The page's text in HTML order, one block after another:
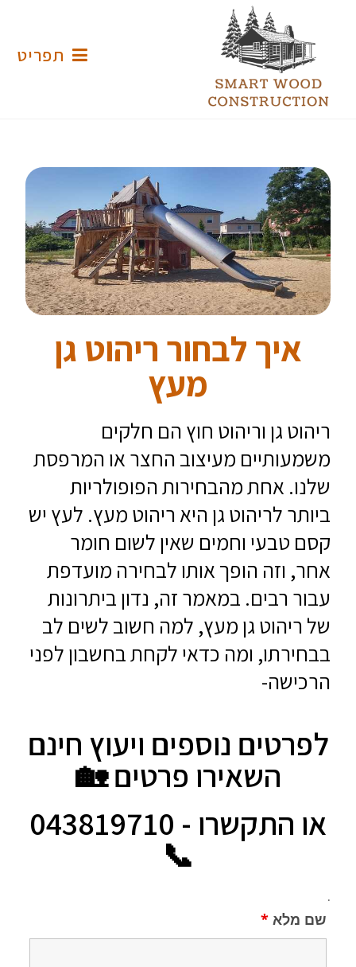
תפריט
איך לבחור ריהוט גן
מעץ
ריהוט גן וריהוט חוץ הם חלקים
משמעותיים מעיצוב החצר או המרפסת
שלנו. אחת מהבחירות הפופולריות
ביותר לריהוט גן היא ריהוט מעץ. לעץ יש
קסם טבעי וחמים שאין לשום חומר
אחר, וזה הופך אותו לבחירה מועדפת
עבור רבים. במאמר זה, נדון ביתרונות
של ריהוט גן מעץ, למה חשוב לשים לב
בבחירתו, ומה כדאי לקחת בחשבון לפני
הרכישה-
לפרטים נוספים ויעוץ חינם
השאירו פרטים 🏡
או התקשרו - 043819710
📞
.
שם מלא*